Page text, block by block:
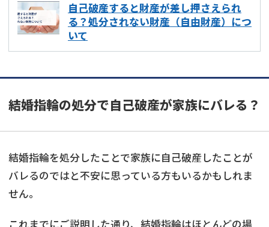
自己破産すると財産が差し押さえられ
る？処分されない財産（自由財産）につ
いて
結婚指輪の処分で自己破産が家族にバレる？
結婚指輪を処分したことで家族に自己破産したことが
バレるのではと不安に思っている方もいるかもしれま
せん。
これまでにご説明した通り、結婚指輪はほとんどの場